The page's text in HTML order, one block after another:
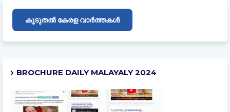
കൂടുതൽ കേരള വാർത്തകൾ
BROCHURE DAILY MALAYALY 2024